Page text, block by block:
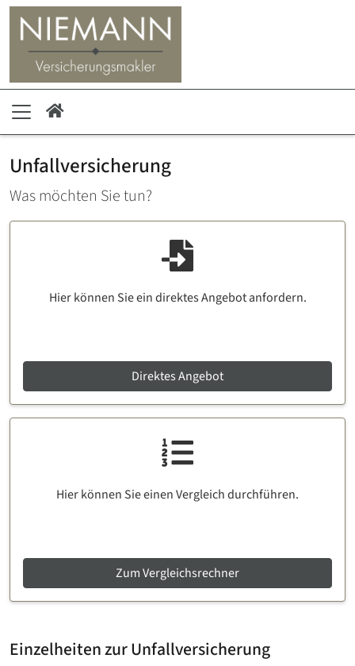
Unfallversicherung
Was möchten Sie tun?
Hier können Sie ein direktes Angebot anfordern.
Direktes Angebot
Hier können Sie einen Vergleich durchführen.
Zum Vergleichsrechner
Einzelheiten zur Unfallversicherung